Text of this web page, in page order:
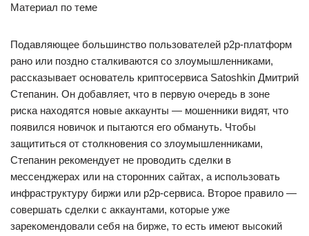
Материал по теме
Подавляющее большинство пользователей p2p-платформ
рано или поздно сталкиваются со злоумышленниками,
рассказывает основатель криптосервиса Satoshkin Дмитрий
Степанин. Он добавляет, что в первую очередь в зоне
риска находятся новые аккаунты — мошенники видят, что
появился новичок и пытаются его обмануть. Чтобы
защититься от столкновения со злоумышленниками,
Степанин рекомендует не проводить сделки в
мессенджерах или на сторонних сайтах, а использовать
инфраструктуру биржи или p2p-сервиса. Второе правило —
совершать сделки с аккаунтами, которые уже
зарекомендовали себя на бирже, то есть имеют высокий